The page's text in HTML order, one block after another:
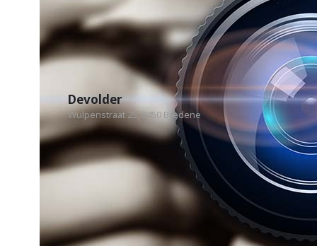
Devolder
Wulpenstraat 25, 8450 Bredene